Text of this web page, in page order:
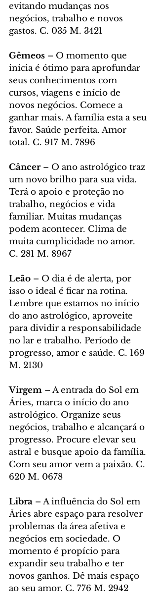
evitando mudanças nos
negócios, trabalho e novos
gastos. C. 035 M. 3421
Gêmeos – O momento que
inicia é ótimo para aprofundar
seus conhecimentos com
cursos, viagens e início de
novos negócios. Comece a
ganhar mais. A família esta a seu
favor. Saúde perfeita. Amor
total. C. 917 M. 7896
Câncer – O ano astrológico traz
um novo brilho para sua vida.
Terá o apoio e proteção no
trabalho, negócios e vida
familiar. Muitas mudanças
podem acontecer. Clima de
muita cumplicidade no amor.
C. 281 M. 8967
Leão – O dia é de alerta, por
isso o ideal é ficar na rotina.
Lembre que estamos no início
do ano astrológico, aproveite
para dividir a responsabilidade
no lar e trabalho. Período de
progresso, amor e saúde. C. 169
M. 2130
Virgem – A entrada do Sol em
Áries, marca o início do ano
astrológico. Organize seus
negócios, trabalho e alcançará o
progresso. Procure elevar seu
astral e busque apoio da família.
Com seu amor vem a paixão. C.
620 M. 0678
Libra – A influência do Sol em
Áries abre espaço para resolver
problemas da área afetiva e
negócios em sociedade. O
momento é propício para
expandir seu trabalho e ter
novos ganhos. Dê mais espaço
ao seu amor. C. 776 M. 2942